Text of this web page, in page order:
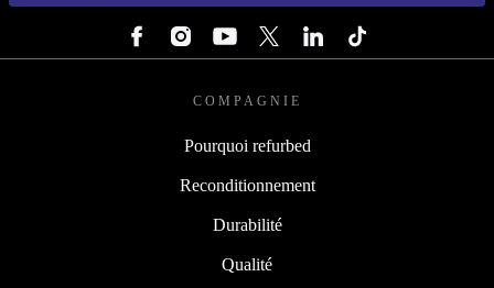
COMPAGNIE
Pourquoi refurbed
Reconditionnement
Durabilité
Qualité